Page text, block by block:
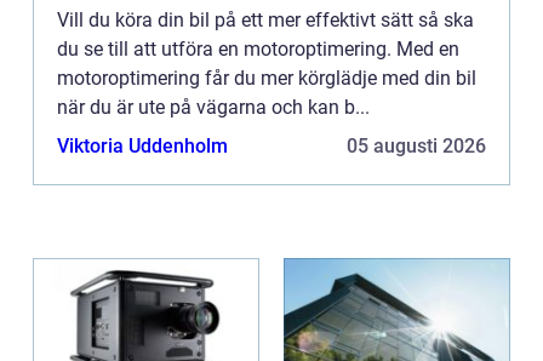
Vill du köra din bil på ett mer effektivt sätt så ska
du se till att utföra en motoroptimering. Med en
motoroptimering får du mer körglädje med din bil
när du är ute på vägarna och kan b...
Viktoria Uddenholm
05 augusti 2026